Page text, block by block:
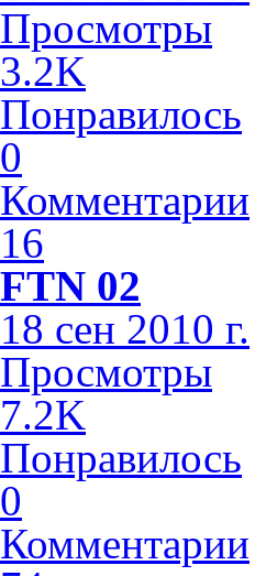
Просмотры
3.2K
Понравилось
0
Комментарии
16
FTN 02
18 сен 2010 г.
Просмотры
7.2K
Понравилось
0
Комментарии